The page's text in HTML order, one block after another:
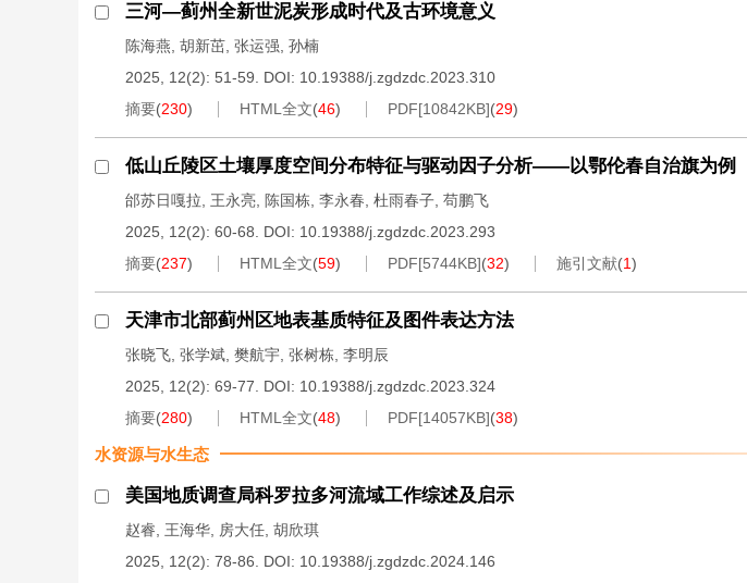
三河—蓟州全新世泥炭形成时代及古环境意义
陈海燕 胡新茁 张运强 孙楠
2025, 12(2): 51-59.
DOI: 10.19388/j.zgdzdc.2023.310
摘要(230) HTML全文(46) PDF[10842KB](29)
低山丘陵区土壤厚度空间分布特征与驱动因子分析——以鄂伦春自治旗为例
邰苏日嘎拉 王永亮 陈国栋 李永春 杜雨春子 苟鹏飞
2025, 12(2): 60-68.
DOI: 10.19388/j.zgdzdc.2023.293
摘要(237) HTML全文(59) PDF[5744KB](32) 施引文献(1)
天津市北部蓟州区地表基质特征及图件表达方法
张晓飞 张学斌 樊航宇 张树栋 李明辰
2025, 12(2): 69-77.
DOI: 10.19388/j.zgdzdc.2023.324
摘要(280) HTML全文(48) PDF[14057KB](38)
水资源与水生态
美国地质调查局科罗拉多河流域工作综述及启示
赵睿 王海华 房大任 胡欣琪
2025, 12(2): 78-86.
DOI: 10.19388/j.zgdzdc.2024.146